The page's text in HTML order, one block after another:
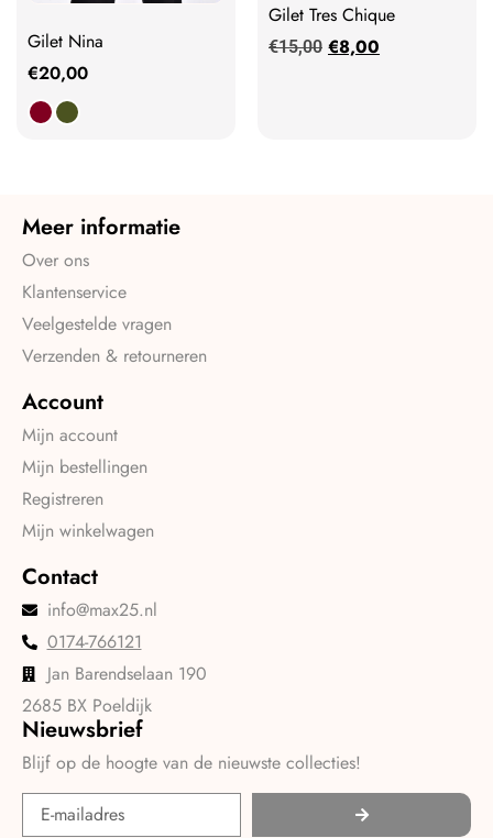
Gilet Nina
€20,00
Gilet Tres Chique
€15,00 €8,00
Meer informatie
Over ons
Klantenservice
Veelgestelde vragen
Verzenden & retourneren
Account
Mijn account
Mijn bestellingen
Registreren
Mijn winkelwagen
Contact
info@max25.nl
0174-766121
Jan Barendselaan 190
2685 BX Poeldijk
Nieuwsbrief
Blijf op de hoogte van de nieuwste collecties!